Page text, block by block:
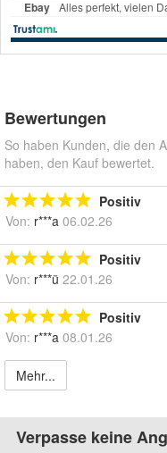
Bewertungen
So haben Kunden, die den
haben, den Kauf bewertet.
Positiv
Von: r***a 06.02.26
Positiv
Von: r***ü 22.01.26
Positiv
Von: r***a 08.01.26
Mehr...
Verpasse keine